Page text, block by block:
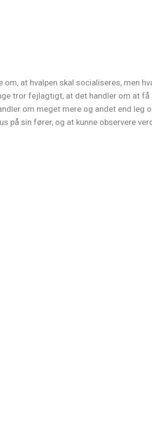
at hvalpen skal socialiseres, men
tror fejlagtigt, at det handler om at
om meget mere og andet end leg
sin fører, og at kunne observere